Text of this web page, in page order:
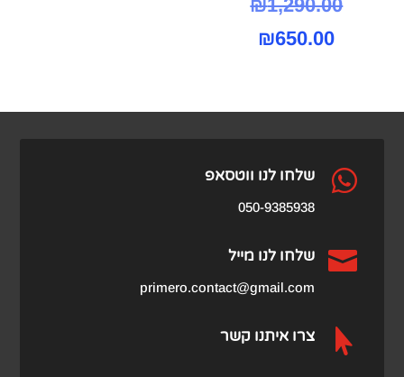
₪1,290.00
₪650.00
 שלחו לנו ווטסאפ
050-9385938
 שלחו לנו מייל
primero.contact@gmail.com
 צרו איתנו קשר